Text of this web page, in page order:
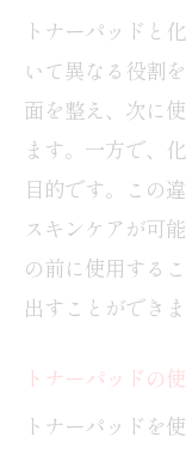
トナーパッドと
いて異なる役割
面を整え、次に
ます。一方で、
目的です。この
スキンケアが可
の前に使用する
出すことができま
トナーパッドの
トナーパッドを